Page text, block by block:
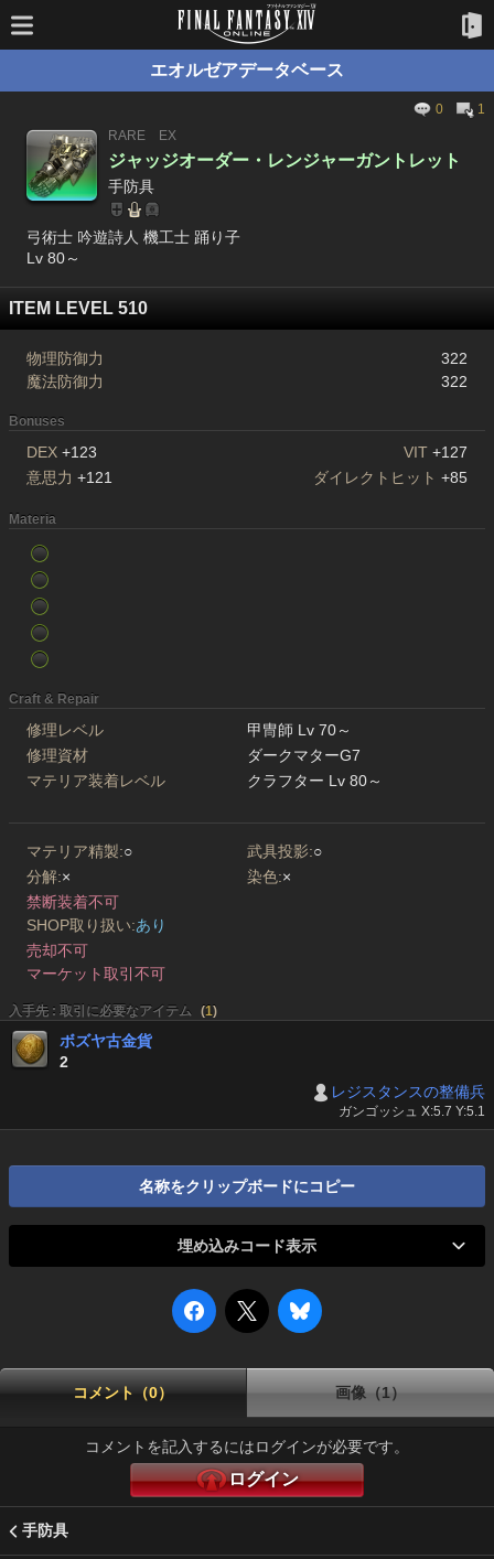
エオルゼアデータベース
0
1
RARE
EX
ジャッジオーダー・レンジャーガントレット
手防具
弓術士 吟遊詩人 機工士 踊り子
Lv 80～
ITEM LEVEL 510
物理防御力
322
魔法防御力
322
Bonuses
DEX +123 VIT +127
意思力 +121 ダイレクトヒット +85
Materia
Craft & Repair
修理レベル
甲冑師 Lv 70～
修理資材
ダークマターG7
マテリア装着レベル
クラフター Lv 80～
マテリア精製:○ 武具投影:○
分解:× 染色:×
禁断装着不可
SHOP取り扱い:あり
売却不可
マーケット取引不可
入手先 : 取引に必要なアイテム (1)
ボズヤ古金貨
2
レジスタンスの整備兵
ガンゴッシュ X:5.7 Y:5.1
名称をクリップボードにコピー
埋め込みコード表示
コメント（0） 画像（1）
コメントを記入するにはログインが必要です。
ログイン
手防具